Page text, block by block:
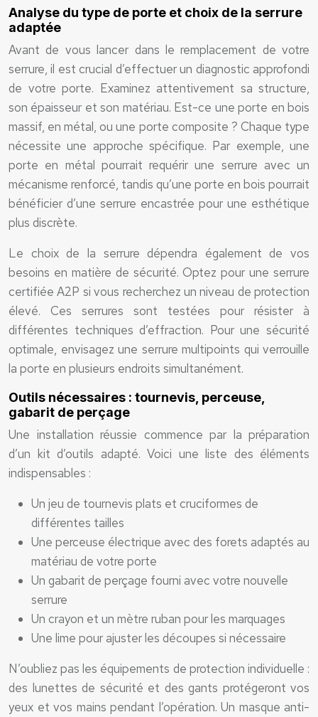
Analyse du type de porte et choix de la serrure
adaptée
Avant de vous lancer dans le remplacement de votre
serrure, il est crucial d’effectuer un diagnostic approfondi
de votre porte. Examinez attentivement sa structure,
son épaisseur et son matériau. Est-ce une porte en bois
massif, en métal, ou une porte composite ? Chaque type
nécessite une approche spécifique. Par exemple, une
porte en métal pourrait requérir une serrure avec un
mécanisme renforcé, tandis qu’une porte en bois pourrait
bénéficier d’une serrure encastrée pour une esthétique
plus discrète.
Le choix de la serrure dépendra également de vos
besoins en matière de sécurité. Optez pour une serrure
certifiée A2P si vous recherchez un niveau de protection
élevé. Ces serrures sont testées pour résister à
différentes techniques d’effraction. Pour une sécurité
optimale, envisagez une serrure multipoints qui verrouille
la porte en plusieurs endroits simultanément.
Outils nécessaires : tournevis, perceuse,
gabarit de perçage
Une installation réussie commence par la préparation
d’un kit d’outils adapté. Voici une liste des éléments
indispensables :
Un jeu de tournevis plats et cruciformes de
différentes tailles
Une perceuse électrique avec des forets adaptés au
matériau de votre porte
Un gabarit de perçage fourni avec votre nouvelle
serrure
Un crayon et un mètre ruban pour les marquages
Une lime pour ajuster les découpes si nécessaire
N’oubliez pas les équipements de protection individuelle :
des lunettes de sécurité et des gants protégeront vos
yeux et vos mains pendant l’opération. Un masque anti-